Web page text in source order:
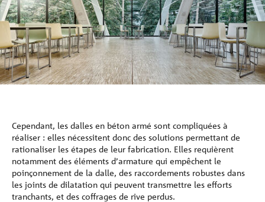
La société
Contacter
Cependant, les dalles en béton armé sont compliquées à
réaliser : elles nécessitent donc des solutions permettant de
rationaliser les étapes de leur fabrication. Elles requièrent
notamment des éléments d’armature qui empêchent le
poinçonnement de la dalle, des raccordements robustes dans
les joints de dilatation qui peuvent transmettre les efforts
tranchants, et des coffrages de rive perdus.